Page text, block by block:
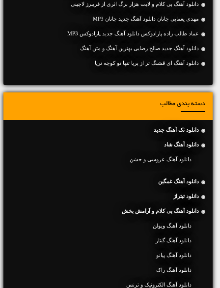
دانلود آهنگ بی کلام و لایت هزار برگ اثری از فریبرز لاچینی
مهدی یغمایی جانان دانلود آهنگ جدید جانان MP3
عماد طالب زاده پارادوکس دانلود آهنگ جدید پارادوکس MP3
دانلود آهنگ جديد صالح رضایی بهترین آهنگ و متن آهنگ
دانلود آهنگ ای قشنگ تر از پریا تنها تو کوچه نریا
دسته بندی مطالب
دانلود تک آهنگ جدید
دانلود آهنگ شاد
دانلود آهنگ عروسی و جشن
دانلود آهنگ غمگین
دانلود تیتراژ
دانلود آهنگ بی کلام و آرامش بخش
دانلود آهنگ ویولن
دانلود آهنگ گیتار
دانلود آهنگ پیانو
دانلود آهنگ راک
دانلود آهنگ الکترونیک و ترنس